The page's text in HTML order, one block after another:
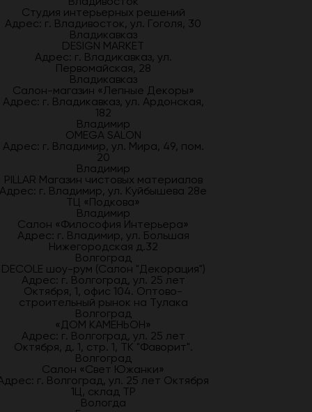
Студия интерьерных решений
Адрес: г. Владивосток, ул. Гоголя, 30
Владикавказ
DESIGN MARKET
Адрес: г. Владикавказ, ул.
Первомайская, 28
Владикавказ
Салон-магазин «Лепные Декоры»
Адрес: г. Владикавказ, ул. Ардонская,
182
Владимир
OMEGA SALON
Адрес: г. Владимир, ул. Мира, 49, пом.
20
Владимир
PILLAR Магазин чистовых материалов
Адрес: г. Владимир, ул. Куйбышева 28е
ТЦ «Подкова»
Владимир
Салон «Философия Интерьера»
Адрес: г. Владимир, ул. Большая
Нижегородская д.32
Волгоград
DECOLE шоу-рум (Салон "Декорация")
Адрес: г. Волгоград, ул. 25 лет
Октября, 1, офис 104. Оптово-
строительный рынок на Тулака
Волгоград
«ДОМ КАМЕНЬОН»
Адрес: г. Волгоград, ул. 25 лет
Октября, д. 1, стр. 1, ТК "Фаворит".
Волгоград
Салон «Свет Южанки»
г. Волгоград, ул. 25 лет Октября
1Ц, склад ТР
Вологда